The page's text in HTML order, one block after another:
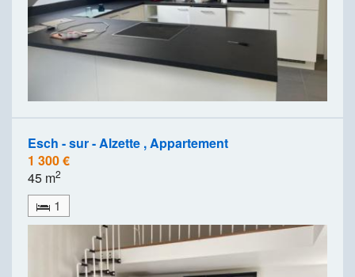
Esch - sur - Alzette , Appartement
1 300 €
45 m2
1